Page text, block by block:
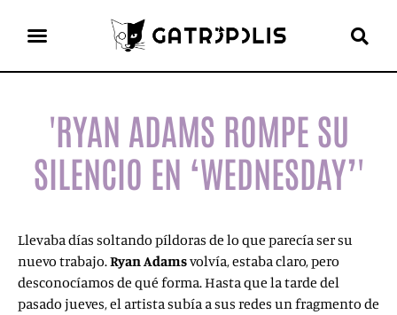
'RYAN ADAMS ROMPE SU
SILENCIO EN ‘WEDNESDAY’'
Llevaba días soltando píldoras de lo que parecía ser su
nuevo trabajo.Ryan Adamsvolvía, estaba claro, pero
desconocíamos de qué forma. Hasta que la tarde del
pasado jueves, el artista subía a sus redes un fragmento de